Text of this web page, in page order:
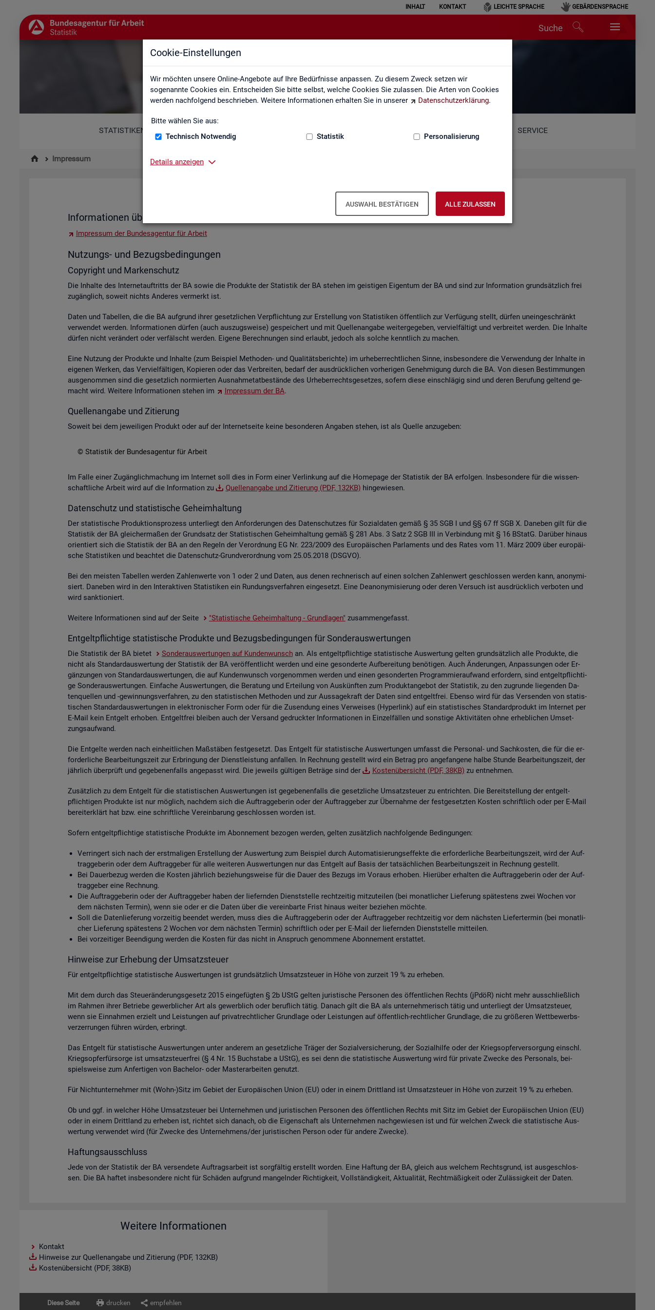
Cookie-Einstellungen
Wir möchten unsere Online-Angebote auf Ihre Bedürfnisse anpassen. Zu diesem Zweck setzen wir
sogenannte Cookies ein. Entscheiden Sie bitte selbst, welche Cookies Sie zulassen. Die Arten von Cookies
werden nachfolgend beschrieben. Weitere Informationen erhalten Sie in unserer
Datenschutzerklärung.
Bitte wählen Sie aus:
Technisch Notwendig
Statistik Personalisierung
Details anzeigen
AUSWAHL BESTÄTIGEN ALLE ZULASSEN
INHALT KONTAKT LEICHTE SPRACHE GEBÄRDENSPRACHE
Suche
Impressum
STATISTIKEN SERVICE
Impressum
Im­pres­sum der Sta­tis­tik der Bun­des­agen­tur für Ar­beit (BA)
In­for­ma­tio­nen über den Her­aus­ge­ber
Im­pres­sum der Bun­des­agen­tur für Ar­beit
Nut­zungs- und Be­zugs­be­din­gun­gen
Co­py­right und Mar­ken­schutz
Die In­hal­te des In­ter­net­auf­tritts der BA sowie die Pro­duk­te der Sta­tis­tik der BA ste­hen im geis­ti­gen Ei­gen­tum der BA und sind zur In­for­ma­ti­on grund­sätz­lich frei
zu­gäng­lich, so­weit nichts An­de­res ver­merkt ist.
Daten und Ta­bel­len, die die BA auf­grund ihrer ge­setz­li­chen Ver­pflich­tung zur Er­stel­lung von Sta­tis­ti­ken öf­fent­lich zur Ver­fü­gung stellt, dür­fen un­ein­ge­schränkt
ver­wen­det wer­den. In­for­ma­tio­nen dür­fen (auch aus­zugs­wei­se) ge­spei­chert und mit Quel­len­an­ga­be wei­ter­ge­ge­ben, ver­viel­fäl­tigt und ver­brei­tet wer­den. Die In­hal­te
dür­fen nicht ver­än­dert oder ver­fälscht wer­den. Ei­ge­ne Be­rech­nun­gen sind er­laubt, je­doch als sol­che kennt­lich zu ma­chen.
Eine Nut­zung der Pro­duk­te und In­hal­te (zum Bei­spiel Me­tho­den- und Qua­li­täts­be­rich­te) im ur­he­ber­recht­li­chen Sinne, ins­be­son­de­re die Ver­wen­dung der In­hal­te in
ei­ge­nen Wer­ken, das Ver­viel­fäl­ti­gen, Ko­pie­ren oder das Ver­brei­ten, be­darf der aus­drück­li­chen vor­he­ri­gen Ge­neh­mi­gung durch die BA. Von die­sen Be­stim­mun­gen
aus­ge­nom­men sind die ge­setz­lich nor­mier­ten Aus­nah­me­tat­be­stän­de des Ur­he­ber­rechts­ge­set­zes, so­fern diese ein­schlä­gig sind und deren Be­ru­fung gel­tend ge­
macht wird. Wei­te­re In­for­ma­tio­nen ste­hen im
Im­pres­sum der BA.
Quel­len­an­ga­be und Zi­tie­rung
So­weit bei dem je­wei­li­gen Pro­dukt oder auf der In­ter­net­sei­te keine be­son­de­ren An­ga­ben ste­hen, ist als Quel­le an­zu­ge­ben:
© Sta­tis­tik der Bun­des­agen­tur für Ar­beit
Im Falle einer Zu­gäng­lich­ma­chung im In­ter­net soll dies in Form einer Ver­lin­kung auf die Home­page der Sta­tis­tik der BA er­fol­gen. Ins­be­son­de­re für die wis­sen­
schaft­li­che Ar­beit wird auf die In­for­ma­ti­on zu
Quel­len­an­ga­be und Zi­tie­rung (PDF, 132KB) hin­ge­wie­sen.
Da­ten­schutz und sta­tis­ti­sche Ge­heim­hal­tung
Der sta­tis­ti­sche Pro­duk­ti­ons­pro­zess un­ter­liegt den An­for­de­run­gen des Da­ten­schut­zes für So­zi­al­da­ten gemäß § 35 SGB I und §§ 67 ff SGB X. Da­ne­ben gilt für die
Sta­tis­tik der BA glei­cher­ma­ßen der Grund­satz der Sta­tis­ti­schen Ge­heim­hal­tung gemäß § 281 Abs. 3 Satz 2 SGB III in Ver­bin­dung mit § 16 BStatG. Dar­über hin­aus
ori­en­tiert sich die Sta­tis­tik der BA an den Re­geln der Ver­ord­nung EG Nr. 223/2009 des Eu­ro­päi­schen Par­la­ments und des Rates vom 11. März 2009 über eu­ro­päi­
sche Sta­tis­ti­ken und be­ach­tet die Da­ten­schutz-Grund­ver­ord­nung vom 25.05.2018 (DSGVO).
Bei den meis­ten Ta­bel­len wer­den Zah­len­wer­te von 1 oder 2 und Daten, aus denen rech­ne­risch auf einen sol­chen Zah­len­wert ge­schlos­sen wer­den kann, an­ony­mi­
siert. Da­ne­ben wird in den In­ter­ak­ti­ven Sta­tis­ti­ken ein Run­dungs­ver­fah­ren ein­ge­setzt. Eine De­an­ony­mi­sie­rung oder deren Ver­such ist aus­drück­lich ver­bo­ten und
wird sank­tio­niert.
Wei­te­re In­for­ma­tio­nen sind auf der Seite "Sta­tis­ti­sche Ge­heim­hal­tung - Grund­la­gen" zu­sam­men­ge­fasst.
Ent­gelt­pflich­ti­ge sta­tis­ti­sche Pro­duk­te und Be­zugs­be­din­gun­gen für Son­der­aus­wer­tun­gen
Die Sta­tis­tik der BA bie­tet Son­der­aus­wer­tun­gen auf Kun­den­wunschan. Als ent­gelt­pflich­ti­ge sta­tis­ti­sche Aus­wer­tung gel­ten grund­sätz­lich alle Pro­duk­te, die
nicht als Stan­dard­aus­wer­tung der Sta­tis­tik der BA ver­öf­fent­licht wer­den und eine ge­son­der­te Auf­be­rei­tung be­nö­ti­gen. Auch Än­de­run­gen, An­pas­sun­gen oder Er­
gän­zun­gen von Stan­dard­aus­wer­tun­gen, die auf Kun­den­wunsch vor­ge­nom­men wer­den und einen ge­son­der­ten Pro­gram­mier­auf­wand er­for­dern, sind ent­gelt­pflich­ti­
ge Son­der­aus­wer­tun­gen. Ein­fa­che Aus­wer­tun­gen, die Be­ra­tung und Er­tei­lung von Aus­künf­ten zum Pro­dukt­an­ge­bot der Sta­tis­tik, zu den zu­grun­de lie­gen­den Da­
ten­quel­len und -ge­win­nungs­ver­fah­ren, zu den sta­tis­ti­schen Me­tho­den und zur Aus­sa­ge­kraft der Daten sind ent­gelt­frei. Eben­so wird für das Ver­sen­den von sta­tis­
ti­schen Stan­dard­aus­wer­tun­gen in elek­tro­ni­scher Form oder für die Zu­sen­dung eines Ver­wei­ses (Hy­per­link) auf ein sta­tis­ti­sches Stan­dard­pro­dukt im In­ter­net per
E-Mail kein Ent­gelt er­ho­ben. Ent­gelt­frei blei­ben auch der Ver­sand ge­druck­ter In­for­ma­tio­nen in Ein­zel­fäl­len und sons­ti­ge Ak­ti­vi­tä­ten ohne er­heb­li­chen Um­set­
zungs­auf­wand.
Die Ent­gel­te wer­den nach ein­heit­li­chen Maß­stä­ben fest­ge­setzt. Das Ent­gelt für sta­tis­ti­sche Aus­wer­tun­gen um­fasst die Per­so­nal- und Sach­kos­ten, die für die er­
for­der­li­che Be­ar­bei­tungs­zeit zur Er­brin­gung der Dienst­leis­tung an­fal­len. In Rech­nung ge­stellt wird ein Be­trag pro an­ge­fan­ge­ne halbe Stun­de Be­ar­bei­tungs­zeit, der
jähr­lich über­prüft und ge­ge­be­nen­falls an­ge­passt wird. Die je­weils gül­ti­gen Be­trä­ge sind der
Kos­ten­über­sicht (PDF, 38KB) zu ent­neh­men.
Zu­sätz­lich zu dem Ent­gelt für die sta­tis­ti­schen Aus­wer­tun­gen ist ge­ge­be­nen­falls die ge­setz­li­che Um­satz­steu­er zu ent­rich­ten. Die Be­reit­stel­lung der ent­gelt­
pflich­ti­gen Pro­duk­te ist nur mög­lich, nach­dem sich die Auf­trag­ge­be­rin oder der Auf­trag­ge­ber zur Über­nah­me der fest­ge­setz­ten Kos­ten schrift­lich oder per E-Mail
be­reit­er­klärt hat bzw. eine schrift­li­che Ver­ein­ba­rung ge­schlos­sen wor­den ist.
So­fern ent­gelt­pflich­ti­ge sta­tis­ti­sche Pro­duk­te im Abon­ne­ment be­zo­gen wer­den, gel­ten zu­sätz­lich nach­fol­gen­de Be­din­gun­gen:
Ver­rin­gert sich nach der erst­ma­li­gen Er­stel­lung der Aus­wer­tung zum Bei­spiel durch Au­to­ma­ti­sie­rungs­ef­fek­te die er­for­der­li­che Be­ar­bei­tungs­zeit, wird der Auf­
trag­ge­be­rin oder dem Auf­trag­ge­ber für alle wei­te­ren Aus­wer­tun­gen nur das Ent­gelt auf Basis der tat­säch­li­chen Be­ar­bei­tungs­zeit in Rech­nung ge­stellt.
Bei Dau­er­be­zug wer­den die Kos­ten jähr­lich be­zie­hungs­wei­se für die Dauer des Be­zugs im Vor­aus er­ho­ben. Hier­über er­hal­ten die Auf­trag­ge­be­rin oder der Auf­
trag­ge­ber eine Rech­nung.
Die Auf­trag­ge­be­rin oder der Auf­trag­ge­ber haben der lie­fern­den Dienst­stel­le recht­zei­tig mit­zu­tei­len (bei mo­nat­li­cher Lie­fe­rung spä­tes­tens zwei Wo­chen vor
dem nächs­ten Ter­min), wenn sie oder er die Daten über die ver­ein­bar­te Frist hin­aus wei­ter be­zie­hen möch­te.
Soll die Da­ten­lie­fe­rung vor­zei­tig be­en­det wer­den, muss dies die Auf­trag­ge­be­rin oder der Auf­trag­ge­ber recht­zei­tig vor dem nächs­ten Lie­fer­ter­min (bei mo­nat­li­
cher Lie­fe­rung spä­tes­tens 2 Wo­chen vor dem nächs­ten Ter­min) schrift­lich oder per E-Mail der lie­fern­den Dienst­stel­le mit­tei­len.
Bei vor­zei­ti­ger Be­en­di­gung wer­den die Kos­ten für das nicht in An­spruch ge­nom­me­ne Abon­ne­ment er­stat­tet.
Hin­wei­se zur Er­he­bung der Um­satz­steu­er
Für ent­gelt­pflich­ti­ge sta­tis­ti­sche Aus­wer­tun­gen ist grund­sätz­lich Um­satz­steu­er in Höhe von zur­zeit 19 % zu er­he­ben.
Mit dem durch das Steu­er­än­de­rungs­ge­setz 2015 ein­ge­füg­ten § 2b UStG gel­ten ju­ris­ti­sche Per­so­nen des öf­fent­li­chen Rechts (jPdöR) nicht mehr aus­schlie­ß­lich
im Rah­men ihrer Be­trie­be ge­werb­li­cher Art als ge­werb­lich oder be­ruf­lich tätig. Da­nach gilt die BA als un­ter­neh­me­risch tätig und un­ter­liegt der Um­satz­steu­er,
wenn sie Ein­nah­men er­zielt und Leis­tun­gen auf pri­vat­recht­li­cher Grund­la­ge oder Leis­tun­gen auf öf­fent­lich-recht­li­cher Grund­la­ge, die zu grö­ße­ren Wett­be­werbs­
ver­zer­run­gen füh­ren wür­den, er­bringt.
Das Ent­gelt für sta­tis­ti­sche Aus­wer­tun­gen unter an­de­rem an ge­setz­li­che Trä­ger der So­zi­al­ver­si­che­rung, der So­zi­al­hil­fe oder der Kriegs­op­fer­ver­sor­gung einschl.
Kriegs­op­fer­für­sor­ge ist um­satz­steu­er­frei (§ 4 Nr. 15 Buch­sta­be a UStG), es sei denn die sta­tis­ti­sche Aus­wer­tung wird für pri­va­te Zwe­cke des Per­so­nals, bei­
spiels­wei­se zum An­fer­ti­gen von Ba­che­lor- oder Mas­ter­ar­bei­ten ge­nutzt.
Für Nicht­un­ter­neh­mer mit (Wohn-)Sitz im Ge­biet der Eu­ro­päi­schen Union (EU) oder in einem Dritt­land ist Um­satz­steu­er in Höhe von zur­zeit 19 % zu er­he­ben.
Ob und ggf. in wel­cher Höhe Um­satz­steu­er bei Un­ter­neh­men und ju­ris­ti­schen Per­so­nen des öf­fent­li­chen Rechts mit Sitz im Ge­biet der Eu­ro­päi­schen Union (EU)
oder in einem Dritt­land zu er­he­ben ist, rich­tet sich da­nach, ob die Ei­gen­schaft als Un­ter­neh­men nach­ge­wie­sen ist und für wel­chen Zweck die sta­tis­ti­sche Aus­
wer­tung ver­wen­det wird (für Zwe­cke des Un­ter­neh­mens/der ju­ris­ti­schen Per­son oder für an­de­re Zwe­cke).
Haf­tungs­aus­schluss
Jede von der Sta­tis­tik der BA ver­sen­de­te Auf­trags­ar­beit ist sorg­fäl­tig er­stellt wor­den. Eine Haf­tung der BA, gleich aus wel­chem Rechts­grund, ist aus­ge­schlos­
sen. Die BA haf­tet ins­be­son­de­re nicht für Schä­den auf­grund man­geln­der Rich­tig­keit, Voll­stän­dig­keit, Ak­tua­li­tät, Recht­mä­ßig­keit oder Zu­läs­sig­keit der Daten.
Weitere Informationen
Kontakt
Hinweise zur Quellenangabe und Zitierung (PDF, 132KB)
Kostenübersicht (PDF, 38KB)
Diese Seite drucken empfehlen